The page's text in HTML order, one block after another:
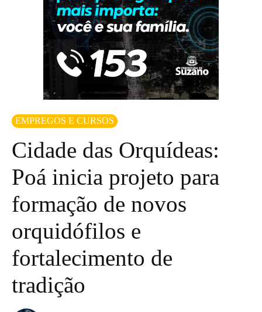
EMPREGOS E CURSOS
Cidade das Orquídeas:
Poá inicia projeto para
formação de novos
orquidófilos e
fortalecimento de
tradição